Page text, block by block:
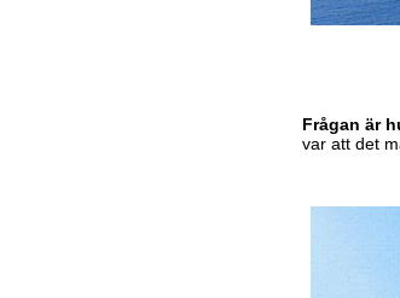
Frågan är
var att det